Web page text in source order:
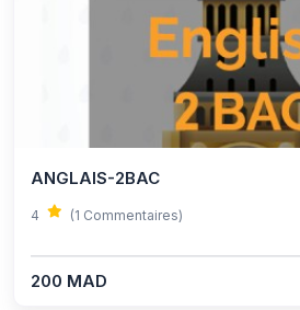
ANGLAIS-2BAC
4 (1 Commentaires)
200 MAD